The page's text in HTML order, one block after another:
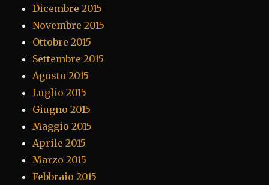
Dicembre 2015
Novembre 2015
Ottobre 2015
Settembre 2015
Agosto 2015
Luglio 2015
Giugno 2015
Maggio 2015
Aprile 2015
Marzo 2015
Febbraio 2015